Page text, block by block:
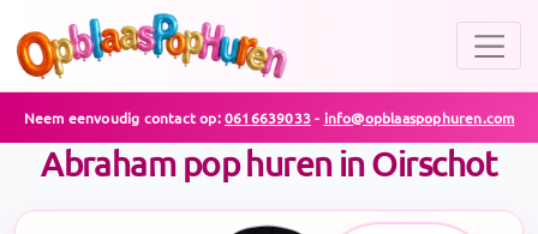
Neem eenvoudig contact op:0616639033- info@opblaaspophuren.com
Abraham pop huren in Oirschot